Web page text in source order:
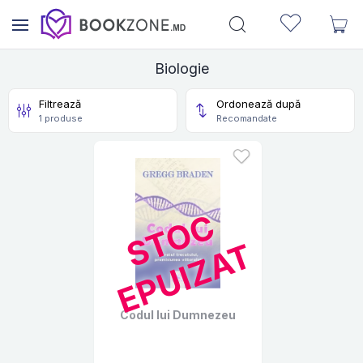
Biologie
Filtrează
1 produse
Ordonează după
Recomandate
S
T
O
C
E
P
U
I
Z
A
T
Codul lui Dumnezeu